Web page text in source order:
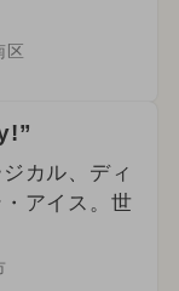
区
カル、ディ
アイス。世